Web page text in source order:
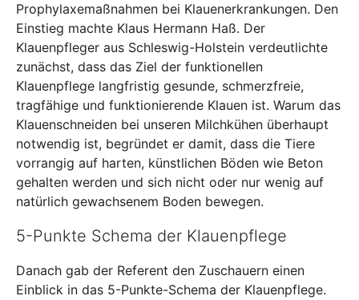
Prophylaxemaßnahmen bei Klauenerkrankungen. Den
Einstieg machte Klaus Hermann Haß. Der
Klauenpfleger aus Schleswig-Holstein verdeutlichte
zunächst, dass das Ziel der funktionellen
Klauenpflege langfristig gesunde, schmerzfreie,
tragfähige und funktionierende Klauen ist. Warum das
Klauenschneiden bei unseren Milchkühen überhaupt
notwendig ist, begründet er damit, dass die Tiere
vorrangig auf harten, künstlichen Böden wie Beton
gehalten werden und sich nicht oder nur wenig auf
natürlich gewachsenem Boden bewegen.
5-Punkte Schema der Klauenpflege
Danach gab der Referent den Zuschauern einen
Einblick in das 5-Punkte-Schema der Klauenpflege.